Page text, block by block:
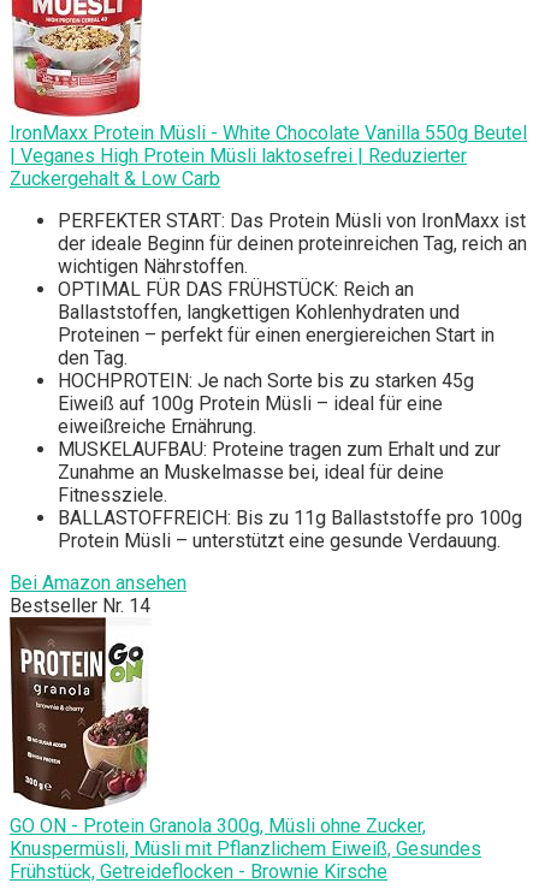
IronMaxx Protein Müsli - White Chocolate Vanilla 550g Beutel
| Veganes High Protein Müsli laktosefrei | Reduzierter
Zuckergehalt & Low Carb
PERFEKTER START: Das Protein Müsli von IronMaxx ist
der ideale Beginn für deinen proteinreichen Tag, reich an
wichtigen Nährstoffen.
OPTIMAL FÜR DAS FRÜHSTÜCK: Reich an
Ballaststoffen, langkettigen Kohlenhydraten und
Proteinen – perfekt für einen energiereichen Start in
den Tag.
HOCHPROTEIN: Je nach Sorte bis zu starken 45g
Eiweiß auf 100g Protein Müsli – ideal für eine
eiweißreiche Ernährung.
MUSKELAUFBAU: Proteine tragen zum Erhalt und zur
Zunahme an Muskelmasse bei, ideal für deine
Fitnessziele.
BALLASTOFFREICH: Bis zu 11g Ballaststoffe pro 100g
Protein Müsli – unterstützt eine gesunde Verdauung.
Bei Amazon ansehen
Bestseller Nr. 14
GO ON - Protein Granola 300g, Müsli ohne Zucker,
Knuspermüsli, Müsli mit Pflanzlichem Eiweiß, Gesundes
Frühstück, Getreideflocken - Brownie Kirsche